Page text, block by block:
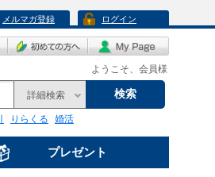
メルマガ登録 ログイン
ようこそ、会員様
詳細検索 検索
りらくる 婚活
プレゼント